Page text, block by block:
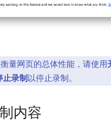
衡量网页的总体性能，请使用
止录制以停止录制。
内容